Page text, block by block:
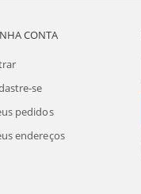
CONTA
se
pedidos
endereços